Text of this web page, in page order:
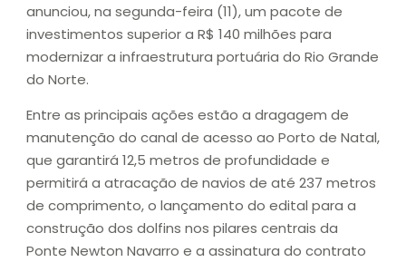
anunciou, na segunda-feira (11), um pacote de
investimentos superior a R$ 140 milhões para
modernizar a infraestrutura portuária do Rio Grande
do Norte.
Entre as principais ações estão a dragagem de
manutenção do canal de acesso ao Porto de Natal,
que garantirá 12,5 metros de profundidade e
permitirá a atracação de navios de até 237 metros
de comprimento, o lançamento do edital para a
construção dos dolfins nos pilares centrais da
Ponte Newton Navarro e a assinatura do contrato